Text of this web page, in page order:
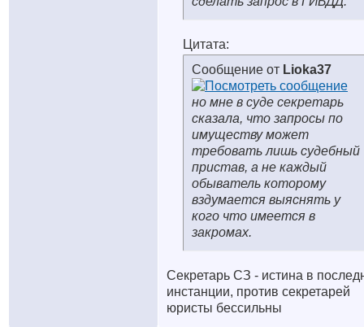
Цитата:
Сообщение от Lioka37
но мне в суде секретарь
сказала, что запросы по
имуществу может
требовать лишь судебный
пристав, а не каждый
обыватель которому
вздумается выяснять у
кого что имеется в
закромах.
Секретарь СЗ - истина в
инстанции, против секретарей
юристы бессильны